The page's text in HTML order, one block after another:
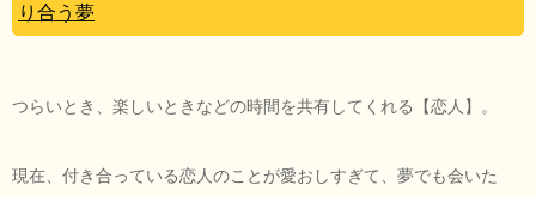
り合う夢
つらいとき、楽しいときなどの時間を共有してくれる【恋人】。
現在、付き合っている恋人のことが愛おしすぎて、夢でも会いた